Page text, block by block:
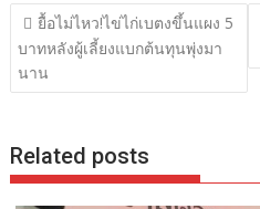
แนะแนว
เรื่อง
ยื้อไม่ไหว!ไข่ไก่เบตงขึ้นแผง 5
บาทหลังผู้เลี้ยงแบกต้นทุนพุ่งมา
นาน
Related posts